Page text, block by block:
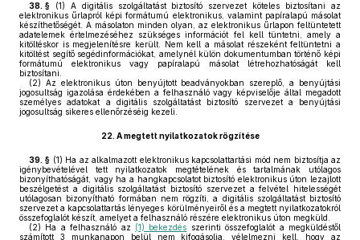
38. § (1) A digitális szolgáltatást biztosító szervezet köteles biztosítani az
elektronikus űrlapról képi formátumú elektronikus, valamint papíralapú másolat
készíthetőségét. A másolaton minden olyan, az elektronikus űrlapon feltüntetett
adatelemek értelmezéséhez szükséges információt fel kell tüntetni, amely a
kitöltéskor is megjelenítésre került. Nem kell a másolat részeként feltüntetni a
kitöltést segítő segédinformációkat, amelynél külön dokumentumban történő képi
formátumú elektronikus vagy papíralapú másolat létrehozhatóságát kell
biztosítani.
(2) Az elektronikus úton benyújtott beadványokban szereplő, a benyújtási
jogosultság igazolása érdekében a felhasználó vagy képviselője által megadott
személyes adatokat a digitális szolgáltatást biztosító szervezet a benyújtási
jogosultság sikeres ellenőrzéséig kezeli.
22. A megtett nyilatkozatok rögzítése
39. § (1) Ha az alkalmazott elektronikus kapcsolattartási mód nem biztosítja az
igénybevételével tett nyilatkozatok megtételének és tartalmának utólagos
bizonyíthatóságát, vagy ha a hangkapcsolatot biztosító elektronikus úton lezajlott
beszélgetést a digitális szolgáltatást biztosító szervezet a felvétel hitelességét
utólagosan bizonyítható formában nem rögzíti, a digitális szolgáltatást biztosító
szervezet a kapcsolattartás lényeges körülményeiről és a megtett nyilatkozatokról
összefoglalót készít, amelyet a felhasználó részére elektronikus úton megküld.
(2) Ha a felhasználó az (1) bekezdés szerinti összefoglalót a megküldéstől
számított 3 munkanapon belül nem kifogásolja, vélelmezni kell, hogy az